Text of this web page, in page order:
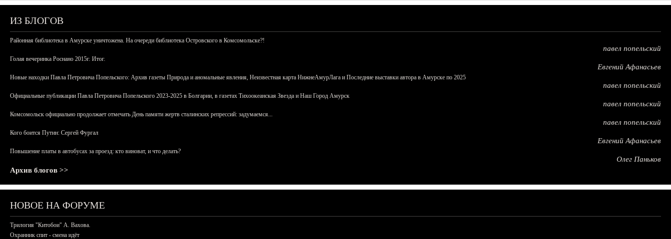
ИЗ БЛОГОВ
Районная библиотека в Амурске уничтожена. На очереди библиотека Островского в Комсомольске?!
павел попельский
Голая вечеринка Роснано 2015г. Итог.
Евгений Афанасьев
Новые находки Павла Петровича Попельского: Архив газеты Природа и аномальные явления, Неизвестная карта НижнеАмурЛага и Последние выставки автора в Амурске по 2025
павел попельский
Официальные публикации Павла Петровича Попельского 2023-2025 в Болгарии, в газетах Тихоокеанская Звезда и Наш Город Амурск
павел попельский
Комсомольск официально продолжает отмечать День памяти жертв сталинских репрессий: задумаемся...
павел попельский
Кого боится Путин: Сергей Фургал
Евгений Афанасьев
Повышение платы в автобусах за проезд: кто виноват, и что делать?
Олег Паньков
Архив блогов >>
НОВОЕ НА ФОРУМЕ
Трилогия "Китобои" А. Вахова.
Охранник спит - смена идёт